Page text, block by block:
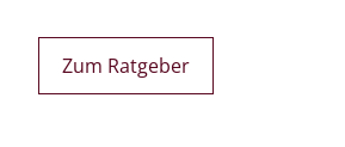
Zum Ratgeber